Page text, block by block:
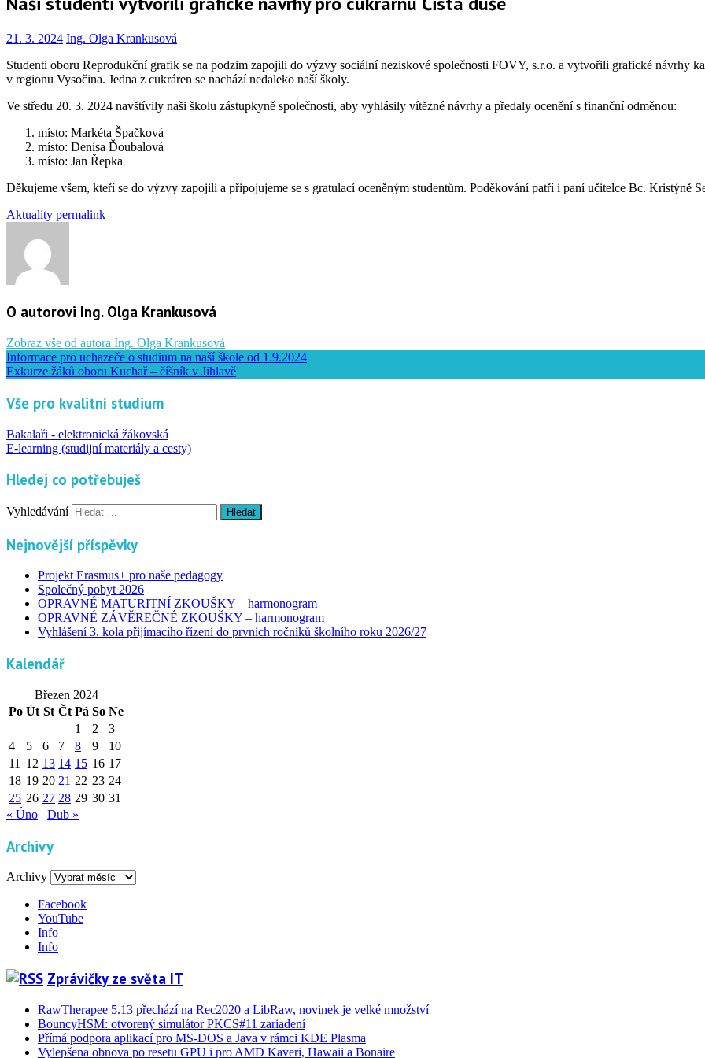
21. 3. 2024 Ing. Olga Krankusová
Studenti oboru Reprodukční grafik se na podzim zapojili do výzvy sociální neziskové společnosti FOVY, s.r.o. a vytvořili grafické návrhy
v regionu Vysočina. Jedna z cukráren se nachází nedaleko naší školy.
Ve středu 20. 3. 2024 navštívily naši školu zástupkyně společnosti, aby vyhlásily vítězné návrhy a předaly ocenění s finanční odměnou:
místo: Markéta Špačková
místo: Denisa Ďoubalová
místo: Jan Řepka
Děkujeme všem, kteří se do výzvy zapojili a připojujeme se s gratulací oceněným studentům. Poděkování patří i paní učitelce Bc. Kristýně
Aktuality permalink
O autorovi Ing. Olga Krankusová
Zobraz vše od autora Ing. Olga Krankusová
Informace pro uchazeče o studium na naší škole od 1.9.2024
Exkurze žáků oboru Kuchař – číšník v Jihlavě
Vše pro kvalitní studium
Bakalaři - elektronická žákovská
E-learning (studijní materiály a cesty)
Hledej co potřebuješ
Vyhledávání
Nejnovější příspěvky
Projekt Erasmus+ pro naše pedagogy
Společný pobyt 2026
OPRAVNÉ MATURITNÍ ZKOUŠKY – harmonogram
OPRAVNÉ ZÁVĚREČNÉ ZKOUŠKY – harmonogram
Vyhlášení 3. kola přijímacího řízení do prvních ročníků školního roku 2026/27
Kalendář
Březen 2024
Po Út St Čt Pá So Ne
1
2
3
4
5 6 7 8 9
10
11
12 13 14 15 16 17
18 19 20 21 22 23 24
25 26 27 28 29 30 31
« Úno
Dub »
Archivy
Archivy
Facebook
YouTube
Info
Info
Zprávičky ze světa IT
RawTherapee 5.13 přechází na Rec2020 a LibRaw, novinek je velké množství
BouncyHSM: otvorený simulátor PKCS#11 zariadení
Přímá podpora aplikací pro MS-DOS a Java v rámci KDE Plasma
Vylepšena obnova po resetu GPU i pro AMD Kaveri, Hawaii a Bonaire